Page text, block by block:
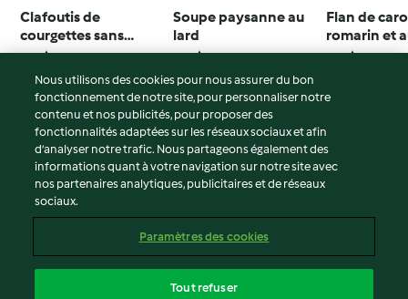
Clafoutis de
courgettes sans
gluten
3.9 (336)
Soupe paysanne au
lard
4.8 (280)
Flan de
romarin et
4.5 (261)
© Copyright 2026
Conditions d'utilisation
Politique de confidentialité
Mentions légales
Nous utilisons des cookies pour nous assurer du bon
fonctionnement de notre site, pour personnaliser notre
contenu et nos publicités, pour proposer des
fonctionnalités adaptées sur les réseaux sociaux et afin
d’analyser notre trafic. Nous partageons également des
informations quant à votre navigation sur notre site avec
nos partenaires analytiques, publicitaires et de réseaux
sociaux.
Paramètres des cookies
Tout refuser